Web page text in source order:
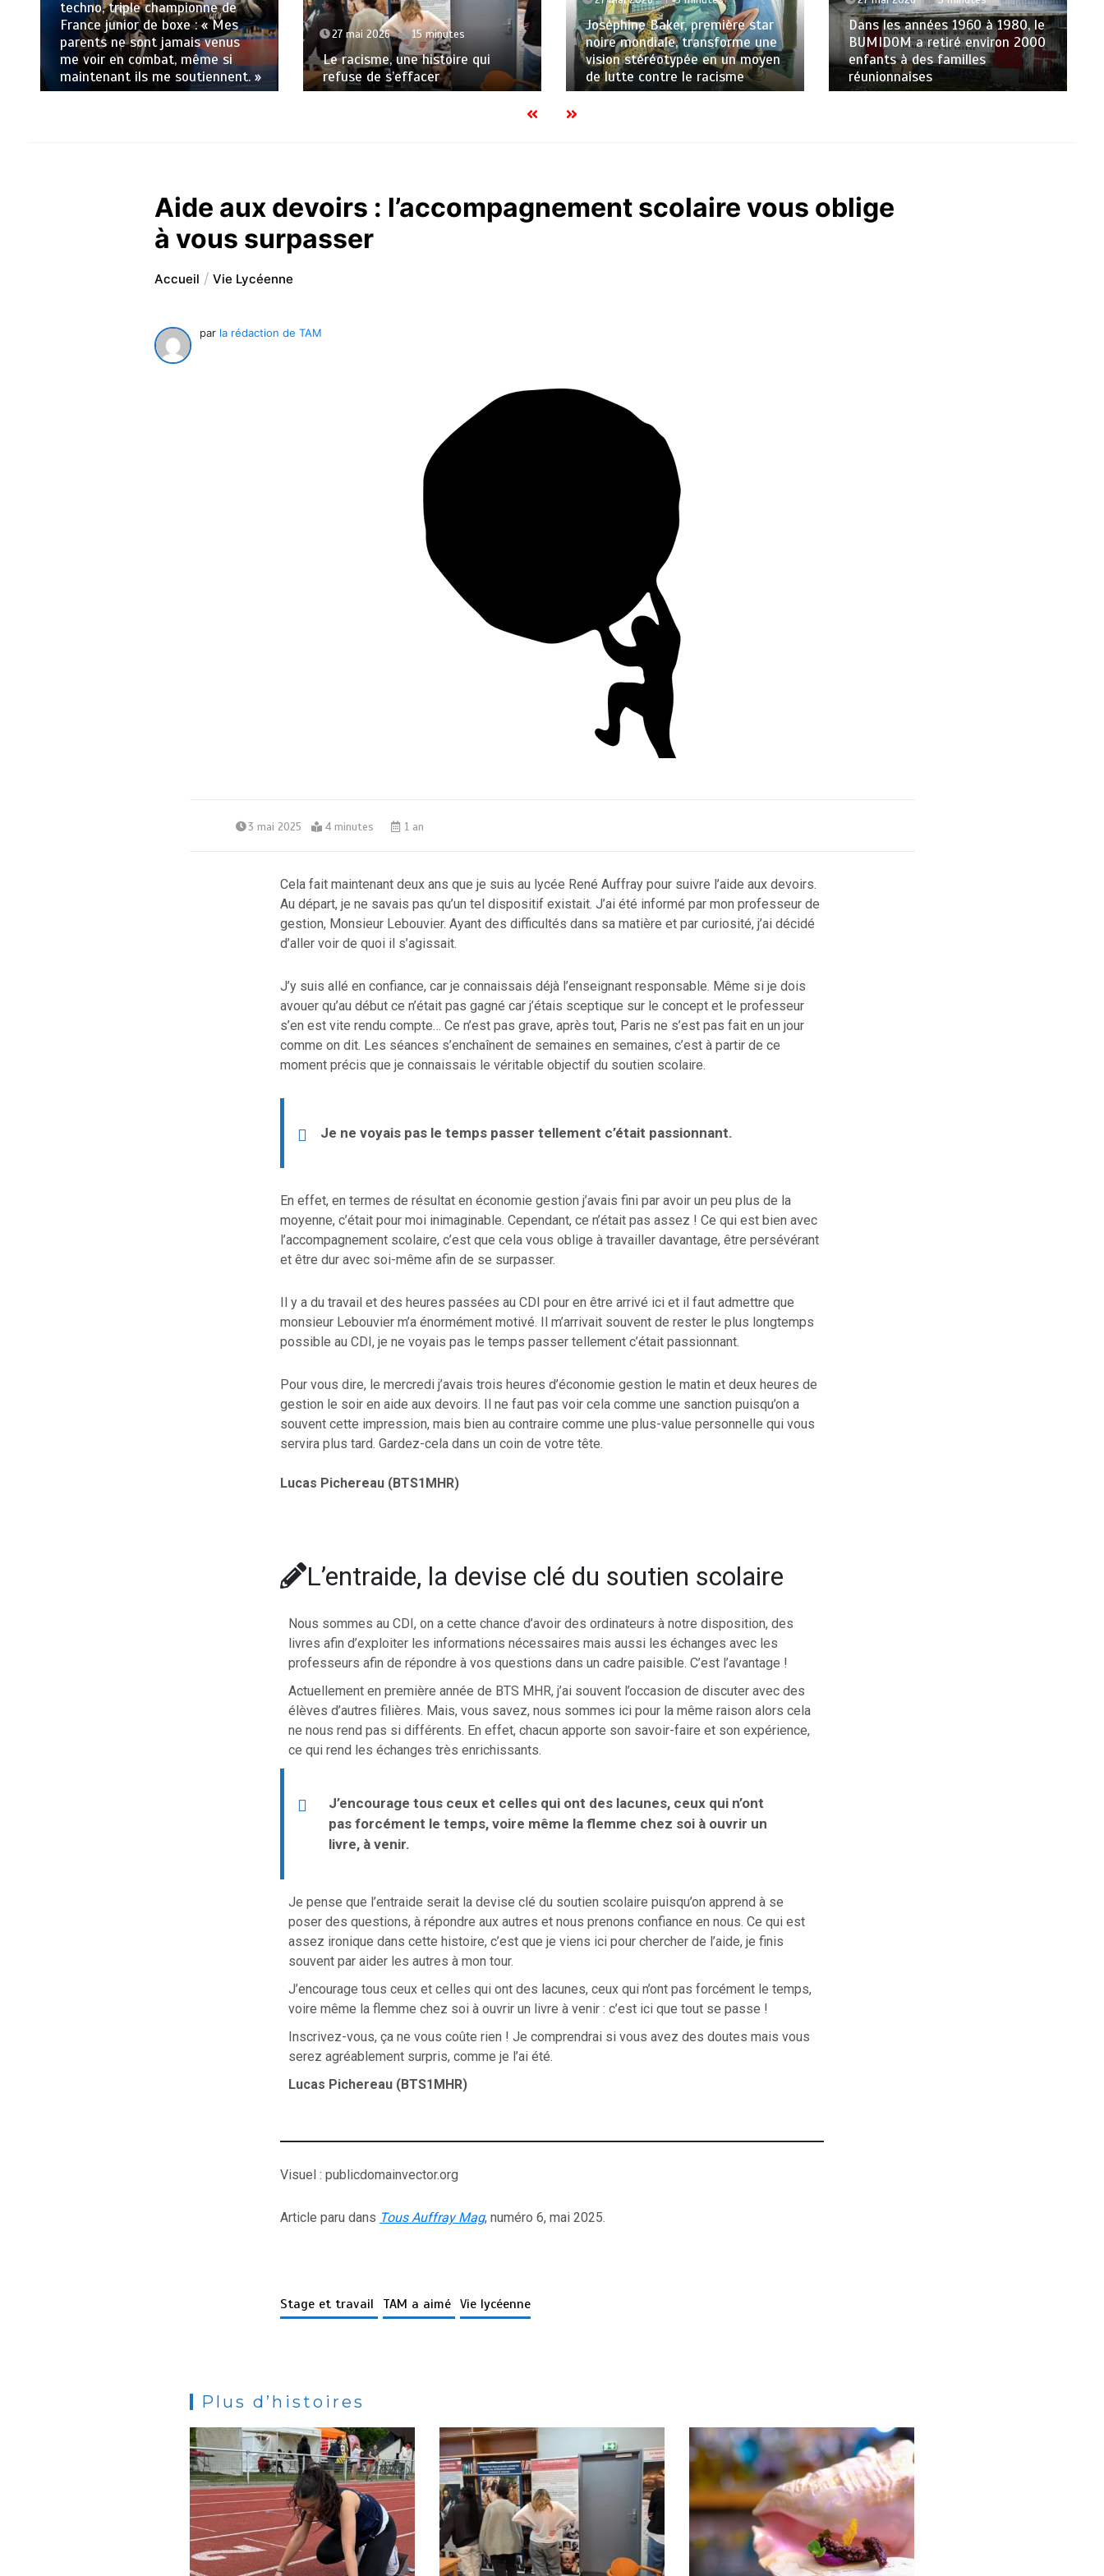
techno, triple championne de
France junior de boxe : « Mes
parents ne sont jamais venus
me voir en combat, même si
maintenant ils me soutiennent. »
27 mai 2026 15 minutes
Le racisme, une histoire qui
refuse de s’effacer
Joséphine Baker, première star
noire mondiale, transforme une
vision stéréotypée en un moyen
de lutte contre le racisme
Dans les années 1960 à 1980, le
BUMIDOM a retiré environ 2000
enfants à des familles
réunionnaises
Aide aux devoirs : l’accompagnement scolaire vous oblige
à vous surpasser
Accueil Vie Lycéenne
par la rédaction de TAM
3 mai 2025 4 minutes 1 an
Cela fait maintenant deux ans que je suis au lycée René Auffray pour suivre l’aide aux devoirs.
Au départ, je ne savais pas qu’un tel dispositif existait. J’ai été informé par mon professeur de
gestion, Monsieur Lebouvier. Ayant des difficultés dans sa matière et par curiosité, j’ai décidé
d’aller voir de quoi il s’agissait.
J’y suis allé en confiance, car je connaissais déjà l’enseignant responsable. Même si je dois
avouer qu’au début ce n’était pas gagné car j’étais sceptique sur le concept et le professeur
s’en est vite rendu compte… Ce n’est pas grave, après tout, Paris ne s’est pas fait en un jour
comme on dit. Les séances s’enchaînent de semaines en semaines, c’est à partir de ce
moment précis que je connaissais le véritable objectif du soutien scolaire.
Je ne voyais pas le temps passer tellement c’était passionnant.
En effet, en termes de résultat en économie gestion j’avais fini par avoir un peu plus de la
moyenne, c’était pour moi inimaginable. Cependant, ce n’était pas assez ! Ce qui est bien avec
l’accompagnement scolaire, c’est que cela vous oblige à travailler davantage, être persévérant
et être dur avec soi-même afin de se surpasser.
Il y a du travail et des heures passées au CDI pour en être arrivé ici et il faut admettre que
monsieur Lebouvier m’a énormément motivé. Il m’arrivait souvent de rester le plus longtemps
possible au CDI, je ne voyais pas le temps passer tellement c’était passionnant.
Pour vous dire, le mercredi j’avais trois heures d’économie gestion le matin et deux heures de
gestion le soir en aide aux devoirs. Il ne faut pas voir cela comme une sanction puisqu’on a
souvent cette impression, mais bien au contraire comme une plus-value personnelle qui vous
servira plus tard. Gardez-cela dans un coin de votre tête.
Lucas Pichereau (BTS1MHR)
L’entraide, la devise clé du soutien scolaire
Nous sommes au CDI, on a cette chance d’avoir des ordinateurs à notre disposition, des
livres afin d’exploiter les informations nécessaires mais aussi les échanges avec les
professeurs afin de répondre à vos questions dans un cadre paisible. C’est l’avantage !
Actuellement en première année de BTS MHR, j’ai souvent l’occasion de discuter avec des
élèves d’autres filières. Mais, vous savez, nous sommes ici pour la même raison alors cela
ne nous rend pas si différents. En effet, chacun apporte son savoir-faire et son expérience,
ce qui rend les échanges très enrichissants.
J’encourage tous ceux et celles qui ont des lacunes, ceux qui n’ont
pas forcément le temps, voire même la flemme chez soi à ouvrir un
livre, à venir.
Je pense que l’entraide serait la devise clé du soutien scolaire puisqu’on apprend à se
poser des questions, à répondre aux autres et nous prenons confiance en nous. Ce qui est
assez ironique dans cette histoire, c’est que je viens ici pour chercher de l’aide, je finis
souvent par aider les autres à mon tour.
J’encourage tous ceux et celles qui ont des lacunes, ceux qui n’ont pas forcément le temps,
voire même la flemme chez soi à ouvrir un livre à venir : c’est ici que tout se passe !
Inscrivez-vous, ça ne vous coûte rien ! Je comprendrai si vous avez des doutes mais vous
serez agréablement surpris, comme je l’ai été.
Lucas Pichereau (BTS1MHR)
Visuel : publicdomainvector.org
Article paru dans Tous Auffray Mag, numéro 6, mai 2025.
Stage et travail TAM a aimé Vie lycéenne
Plus d’histoires